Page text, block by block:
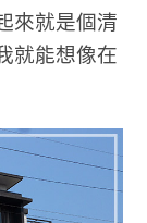
來就是個清
就能想像在